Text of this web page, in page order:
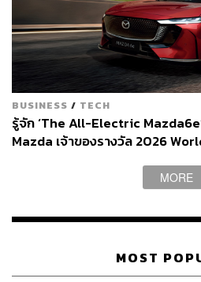
“การเลือกการรักษาที่ดีที่สุดให้กั
บางจุดคนไข้ยังไม่มีปัญหา เราก็แน
ทำตอนนี้ และเลือกการรักษาที่ต
ผลลัพธ์จะได้ประมาณไหนก็บอกตร
หยินบอกว่า ในทุกขั้นตอนตั้งแต่กา
ต้องมี‘ความใส่ใจ’
“อย่างที่บอกแต่ละคนมีปัญหาและ
เครื่องมือเดียวกันแต่อาจต้องใช้เท
ต้องใส่ใจเป็นพิเศษ เพื่อให้คนไข้ยั
Made อย่างแท้จริง”
เครื่องมือที่ครบครันระดับ
BUSINESS / TECH
รู้จัก ‘The All-Electric
Mazda เจ้าของรางวัล 2026
MORE
MOST